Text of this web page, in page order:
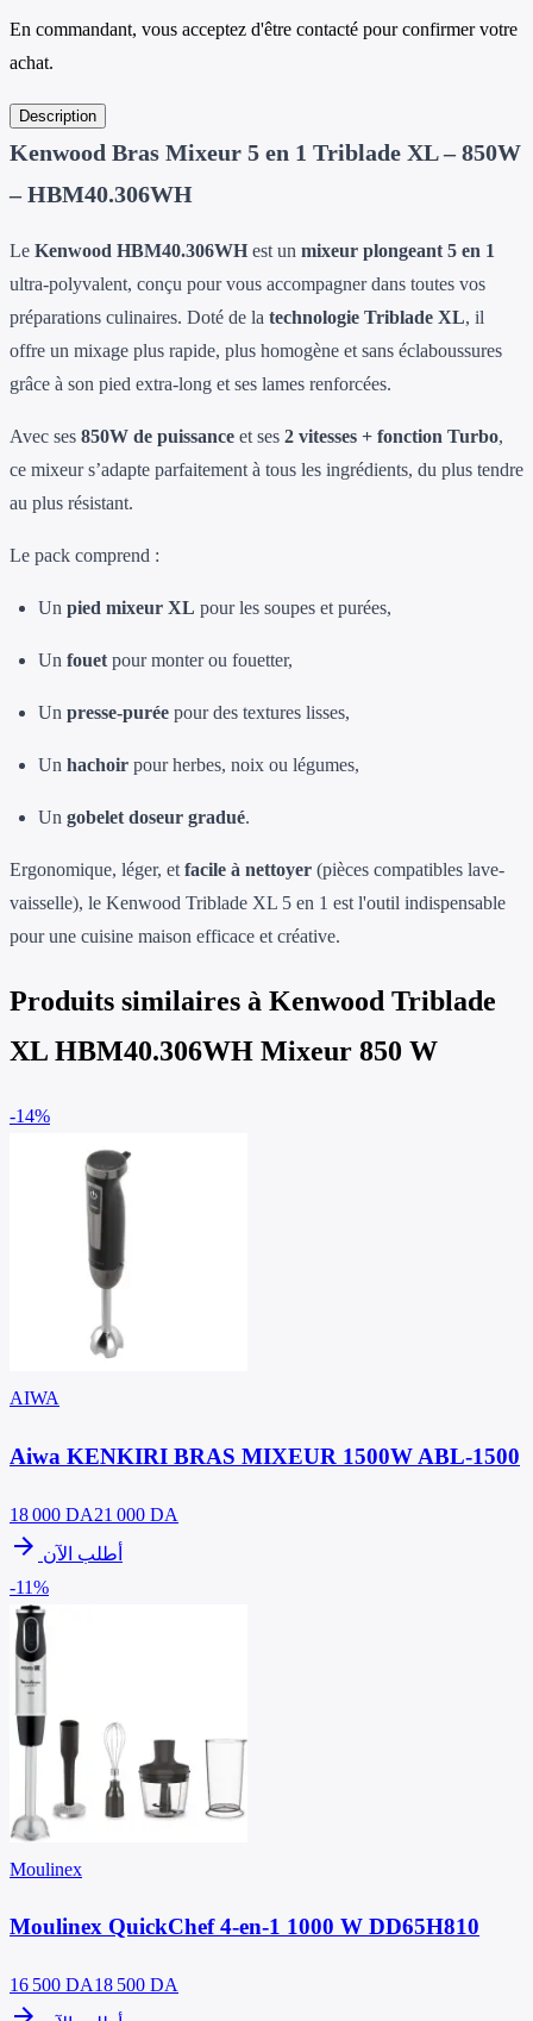
En commandant, vous acceptez d'être contacté pour confirmer votre
achat.
Description
Kenwood Bras Mixeur 5 en 1 Triblade XL – 850W
– HBM40.306WH
Le Kenwood HBM40.306WH est un mixeur plongeant 5 en 1
ultra-polyvalent, conçu pour vous accompagner dans toutes vos
préparations culinaires. Doté de la technologie Triblade XL, il
offre un mixage plus rapide, plus homogène et sans éclaboussures
grâce à son pied extra-long et ses lames renforcées.
Avec ses 850W de puissance et ses 2 vitesses + fonction Turbo,
ce mixeur s’adapte parfaitement à tous les ingrédients, du plus tendre
au plus résistant.
Le pack comprend :
Un pied mixeur XL pour les soupes et purées,
Un fouet pour monter ou fouetter,
Un presse-purée pour des textures lisses,
Un hachoir pour herbes, noix ou légumes,
Un gobelet doseur gradué.
Ergonomique, léger, et facile à nettoyer (pièces compatibles lave-
vaisselle), le Kenwood Triblade XL 5 en 1 est l'outil indispensable
pour une cuisine maison efficace et créative.
Produits similaires à Kenwood Triblade
XL HBM40.306WH Mixeur 850 W
-14%
AIWA
Aiwa KENKIRI BRAS MIXEUR 1500W ABL-1500
18 000 DA21 000 DA
arrow_forward أطلب الآن
-11%
Moulinex
Moulinex QuickChef 4-en-1 1000 W DD65H810
16 500 DA18 500 DA